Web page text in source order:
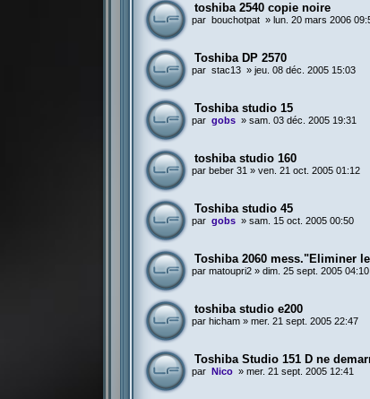
toshiba 2540 copie noire
par bouchotpat » lun. 20 mars 2006
Toshiba DP 2570
par stac13 »jeu. 08 déc. 2005 15:03
Toshiba studio 15
par gobs »sam. 03 déc. 2005 19:31
toshiba studio 160
par beber 31 »ven. 21 oct. 2005 01:12
Toshiba studio 45
par gobs »sam. 15 oct. 2005 00:50
Toshiba 2060 mess."Eliminer
parmatoupri2 »dim. 25 sept. 2005 04:10
toshiba studio e200
par hicham »mer. 21 sept. 2005 22:47
Toshiba Studio 151 D ne
par Nico »mer. 21 sept. 2005 12:41